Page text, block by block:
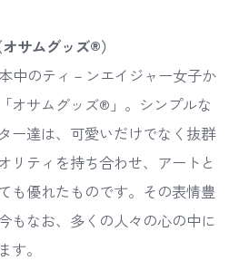
サムグッズ®）
中のティ－ンエイジャー女子か
オサムグッズ®」。シンプルな
ー達は、可愛いだけでなく抜群
リティを持ち合わせ、アートと
も優れたものです。その表情豊
もなお、多くの人々の心の中に
す。